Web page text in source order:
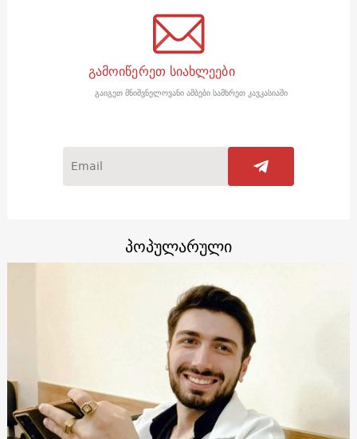
გამოიწერეთ სიახლეები
გაიგეთ მნიშვნელოვანი ამბები სამხრეთ კავკასიაში
პოპულარული